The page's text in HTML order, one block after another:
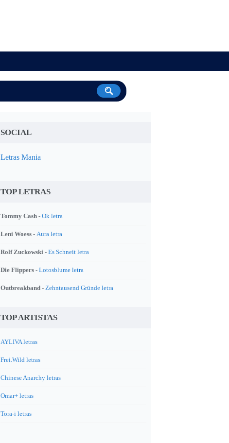
SOCIAL
Letras Mania
TOP LETRAS
Tommy Cash - Ok letra
Leni Woess - Aura letra
Rolf Zuckowski - Es Schneit letra
Die Flippers - Lotosblume letra
Outbreakband - Zehntausend Gründe letra
TOP ARTISTAS
AYLIVA letras
Frei.Wild letras
Chinese Anarchy letras
Omar+ letras
Tora-i letras